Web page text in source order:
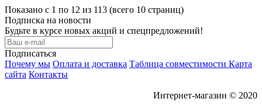
Показано с 1 по 12 из 113 (всего 10 страниц)
Подписка на новости
Будьте в курсе новых акций и спецпредложений!
Подписаться
Почему мы Оплата и доставка Таблица совместимости Карта
сайта Контакты
Интернет-магазин © 2020